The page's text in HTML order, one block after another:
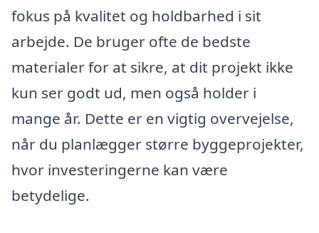
fokus på kvalitet og holdbarhed i sit
arbejde. De bruger ofte de bedste
materialer for at sikre, at dit projekt ikke
kun ser godt ud, men også holder i
mange år. Dette er en vigtig overvejelse,
når du planlægger større byggeprojekter,
hvor investeringerne kan være
betydelige.